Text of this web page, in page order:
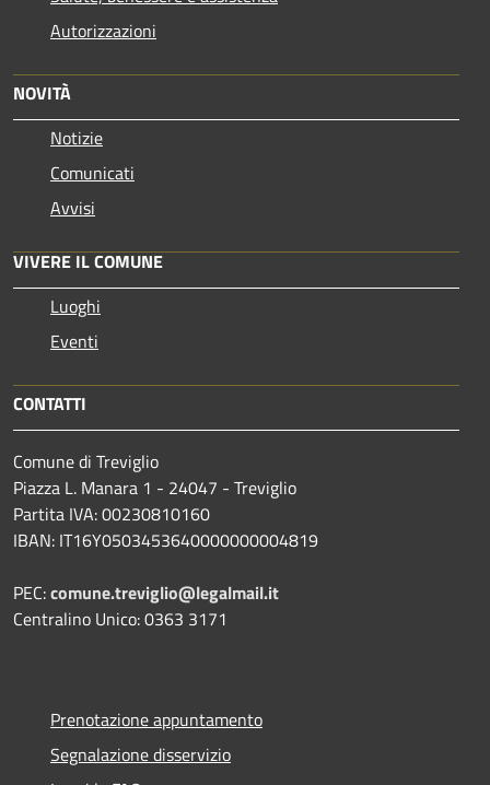
Autorizzazioni
NOVITÀ
Notizie
Comunicati
Avvisi
VIVERE IL COMUNE
Luoghi
Eventi
CONTATTI
Comune di Treviglio
Piazza L. Manara 1 - 24047 - Treviglio
Partita IVA: 00230810160
IBAN: IT16Y0503453640000000004819
PEC:comune.treviglio@legalmail.it
Centralino Unico: 0363 3171
Prenotazione appuntamento
Segnalazione disservizio